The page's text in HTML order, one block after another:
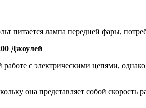
питается лампа передней фары,
Джоулей
с электрическими цепями,
она представ­ляет собой